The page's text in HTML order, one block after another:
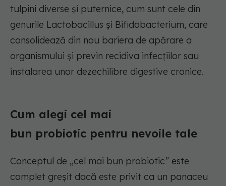
tulpini diverse și puternice, cum sunt cele din
genurile Lactobacillus și Bifidobacterium, care
consolidează din nou bariera de apărare a
organismului și previn recidiva infecțiilor sau
instalarea unor dezechilibre digestive cronice.
Cum alegi cel mai
bun probiotic pentru nevoile tale
Conceptul de „cel mai bun probiotic” este
complet greșit dacă este privit ca un panaceu